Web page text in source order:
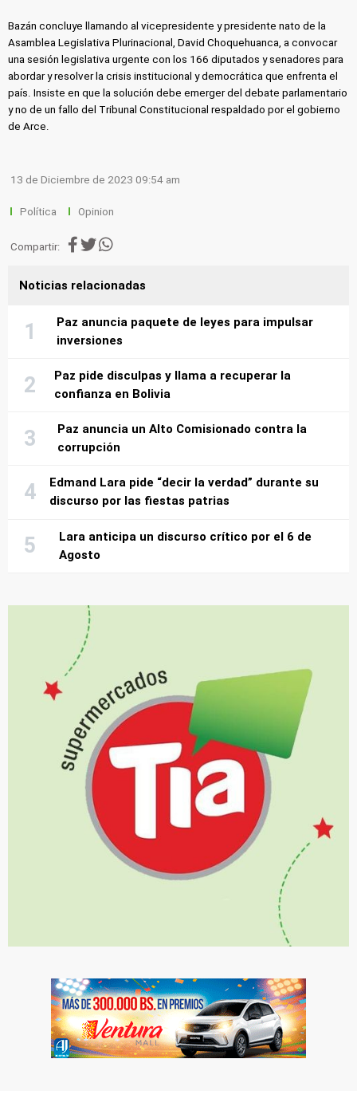
Bazán concluye llamando al vicepresidente y presidente nato de la
Asamblea Legislativa Plurinacional, David Choquehuanca, a convocar
una sesión legislativa urgente con los 166 diputados y senadores para
abordar y resolver la crisis institucional y democrática que enfrenta el
país. Insiste en que la solución debe emerger del debate parlamentario
y no de un fallo del Tribunal Constitucional respaldado por el gobierno
de Arce.
13 de Diciembre de 2023 09:54 am
Política Opinion
Compartir:
Noticias relacionadas
Paz anuncia paquete de leyes para impulsar
inversiones
Paz pide disculpas y llama a recuperar la
confianza en Bolivia
Paz anuncia un Alto Comisionado contra la
corrupción
Edmand Lara pide “decir la verdad” durante su
discurso por las fiestas patrias
Lara anticipa un discurso crítico por el 6 de
Agosto